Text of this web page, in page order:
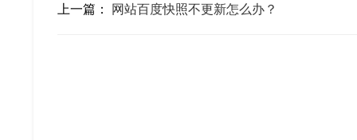
上一篇： 网站百度快照不更新怎么办？